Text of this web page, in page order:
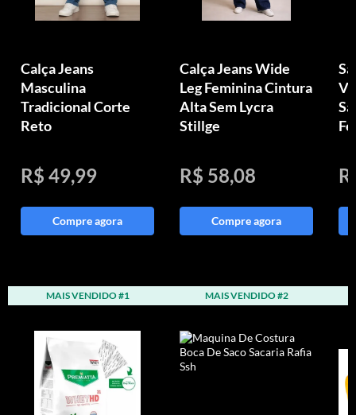
Calça Jeans
Masculina
Tradicional Corte
Reto
R$ 49,99
Compre agora
Calça Jeans Wide
Leg Feminina Cintura
Alta Sem Lycra
Stillge
R$ 58,08
Compre agora
MAIS VENDIDO #1 MAIS VENDIDO #2